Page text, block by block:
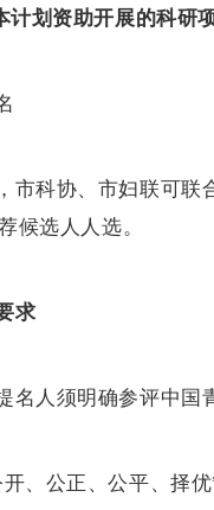
计划资助开展的科研
科协、市妇联可联
候选人人选。
求
人须明确参评中国
公正、公平、择优